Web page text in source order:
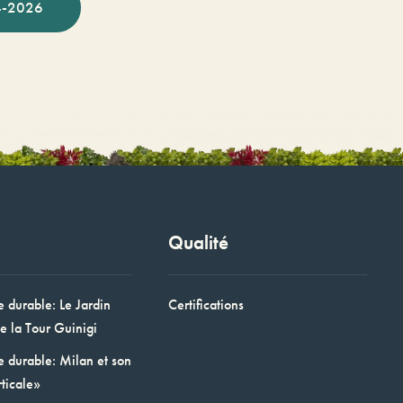
2026
durable: Le Jardin
la Tour Guinigi
durable: Milan et son
Qualité
Certifications